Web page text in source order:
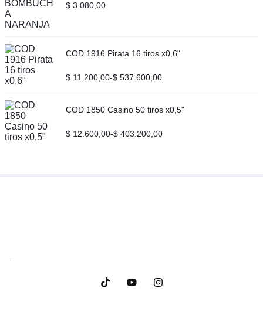
$ 3.080,00
COD 1916 Pirata 16 tiros x0,6"
$ 11.200,00-$ 537.600,00
COD 1850 Casino 50 tiros x0,5"
$ 12.600,00-$ 403.200,00